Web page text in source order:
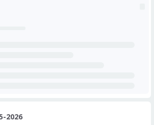
2026